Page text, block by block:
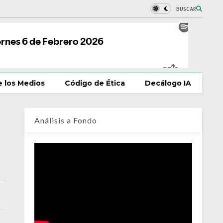
BUSCAR
los Medios Código de Ética Decálogo IA
Análisis a Fondo